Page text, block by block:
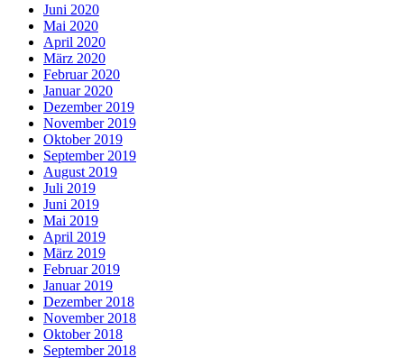
Juni 2020
Mai 2020
April 2020
März 2020
Februar 2020
Januar 2020
Dezember 2019
November 2019
Oktober 2019
September 2019
August 2019
Juli 2019
Juni 2019
Mai 2019
April 2019
März 2019
Februar 2019
Januar 2019
Dezember 2018
November 2018
Oktober 2018
September 2018